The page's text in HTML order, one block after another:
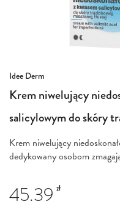
Idee Derm
Krem niwelujący
salicylowym do skóry
Krem niwelujący
dedykowany osobom
45.39 zł
Przejdź
początek
galerii